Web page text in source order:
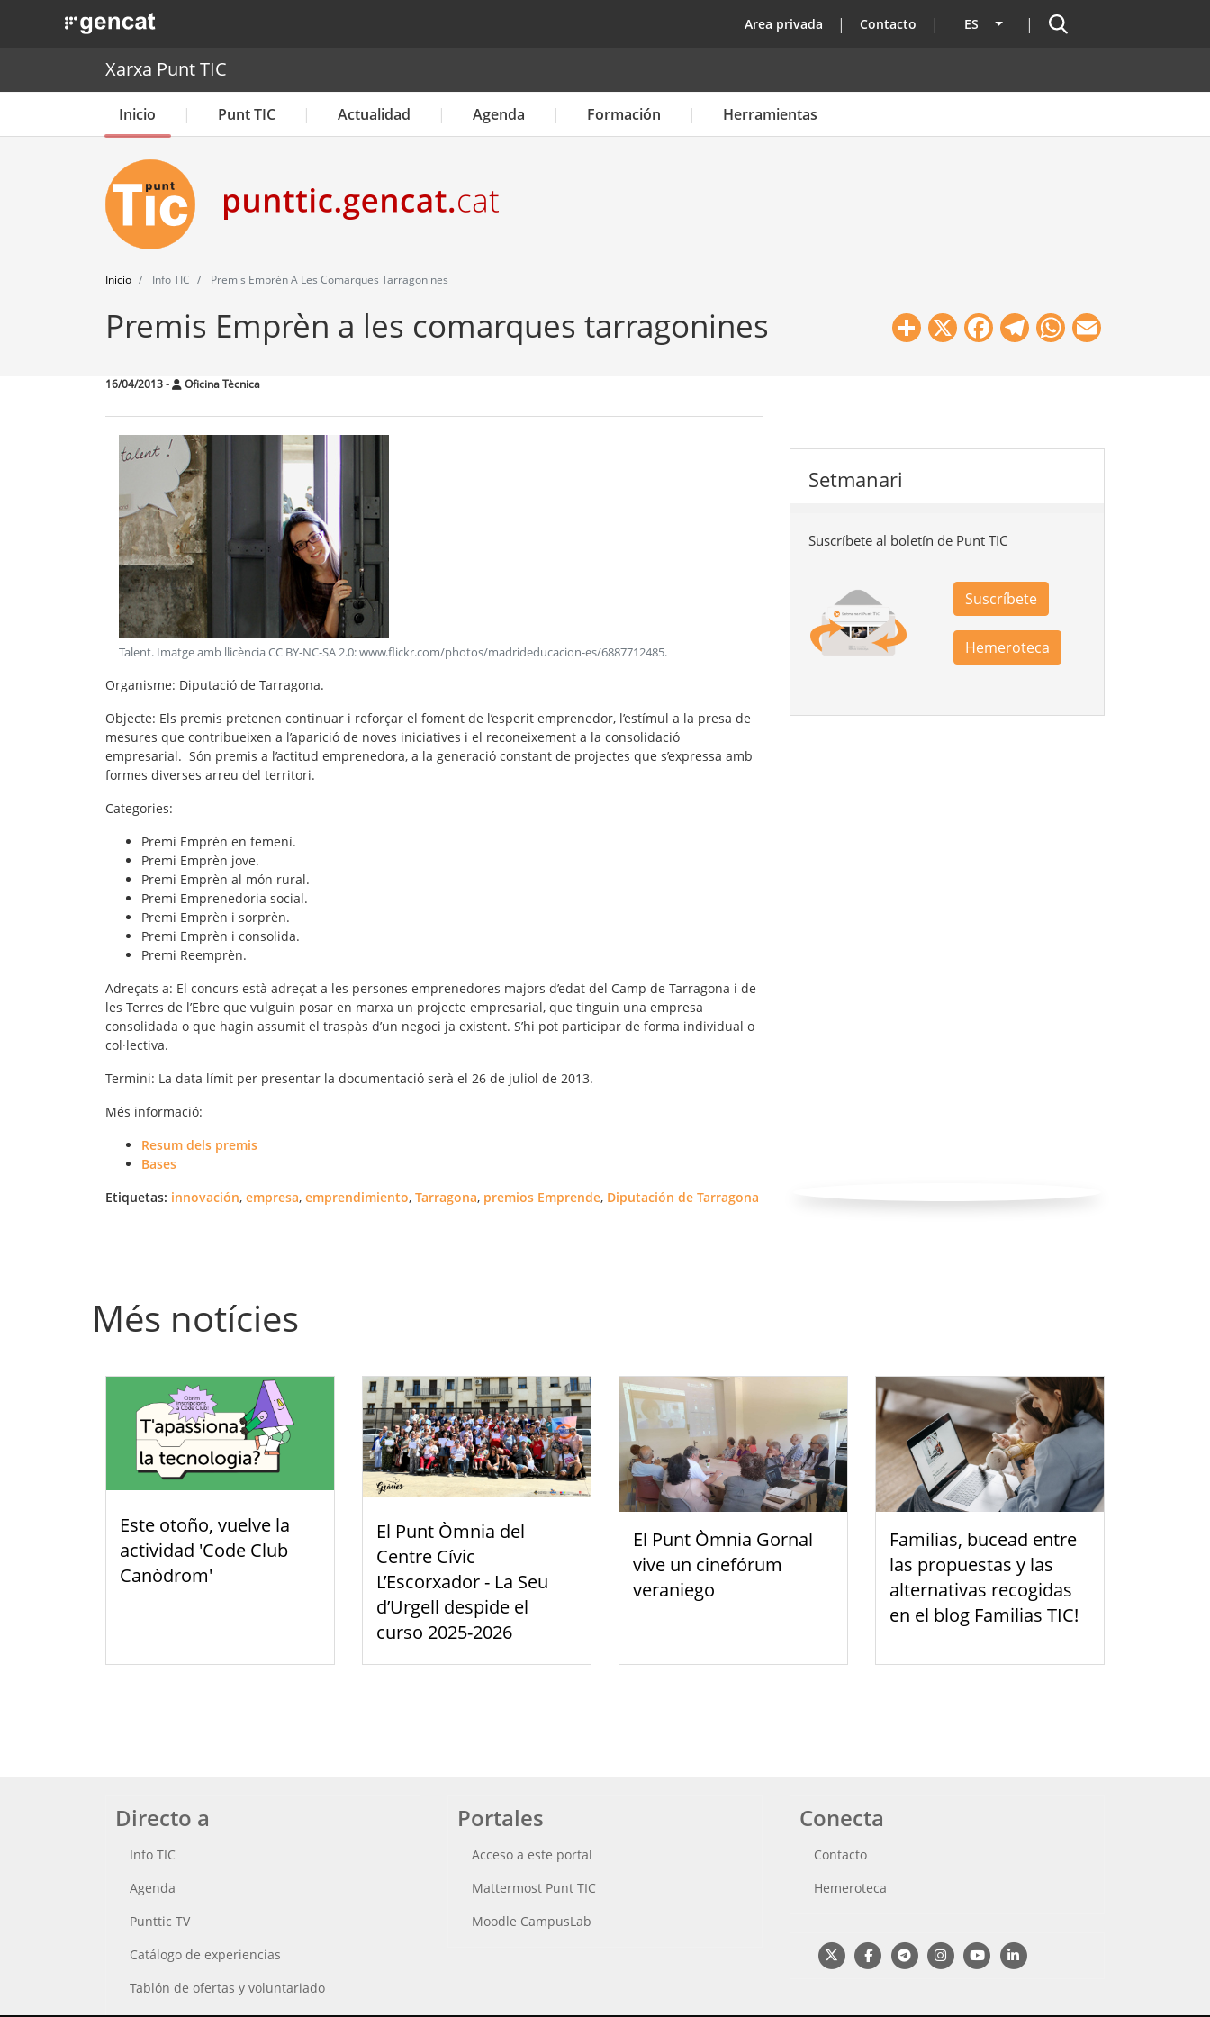
. Obre en una nova finestra. top
Area privada Contacto ES Lista adicional de acciones
Buscador
Xarxa Punt TIC
Inicio Punt TIC Actualidad Agenda Formación Herramientas
Inicio Info TIC Premis Emprèn A Les Comarques Tarragonines
Premis Emprèn a les comarques tarragonines Share
X Facebook
Telegram
WhatsApp
16/04/2013- Oficina Tècnica
Talent. Imatge amb llicència CC BY-NC-SA 2.0: www.flickr.com/photos/madrideducacion-es/6887712485.
Organisme: Diputació de Tarragona.
Objecte: Els premis pretenen continuar i reforçar el foment de l’esperit emprenedor, l’estímul a la presa de
mesures que contribueixen a l’aparició de noves iniciatives i el reconeixement a la consolidació
empresarial. Són premis a l’actitud emprenedora, a la generació constant de projectes que s’expressa amb
formes diverses arreu del territori.
Categories:
Premi Emprèn en femení.
Premi Emprèn jove.
Premi Emprèn al món rural.
Premi Emprenedoria social.
Premi Emprèn i sorprèn.
Premi Emprèn i consolida.
Premi Reemprèn.
Adreçats a: El concurs està adreçat a les persones emprenedores majors d’edat del Camp de Tarragona i de
les Terres de l’Ebre que vulguin posar en marxa un projecte empresarial, que tinguin una empresa
consolidada o que hagin assumit el traspàs d’un negoci ja existent. S’hi pot participar de forma individual o
col·lectiva.
Termini: La data límit per presentar la documentació serà el 26 de juliol de 2013.
Més informació:
Resum dels premis
Bases
Etiquetas: innovación, empresa, emprendimiento, Tarragona, premios Emprende, Diputación de Tarragona
Setmanari
Suscríbete al boletín de Punt TIC
Suscríbete
Hemeroteca
Més notícies
Este otoño, vuelve la
actividad 'Code Club
Canòdrom'
El Punt Òmnia del
Centre Cívic
L’Escorxador - La Seu
d’Urgell despide el
curso 2025-2026
El Punt Òmnia Gornal
vive un cinefórum
veraniego
Familias, bucead entre
las propuestas y las
alternativas recogidas
en el blog Familias TIC!
Directo a
Info TIC
Agenda
Punttic TV
Catálogo de experiencias
Tablón de ofertas y voluntariado
Portales
Acceso a este portal
Mattermost Punt TIC
Moodle CampusLab
Conecta
Contacto
Hemeroteca